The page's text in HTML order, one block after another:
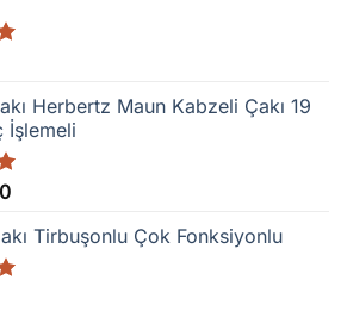
Herbertz Maun Kabzeli Çakı 19
İşlemeli
Tirbuşonlu Çok Fonksiyonlu